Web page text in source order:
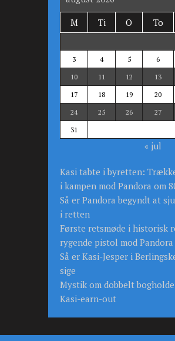
M
Ti O To
3
4 5 6
10
11 12 13
17
18 19 20
24
25 26 27
31
« jul
Kasi tabte i byretten:
i kampen mod Pandora om
Så er Pandora begyndt at
i retten
Første retsmøde i historisk
rygende pistol mod
Så er Kasi-Jesper i
sige
Mystik om dobbelt
Kasi-earn-out